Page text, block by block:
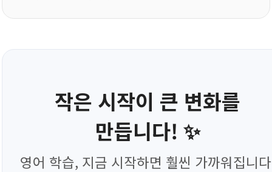
작은 시작이 큰 변화를
만듭니다! ✨
영어 학습, 지금 시작하면 훨씬 가까워집니